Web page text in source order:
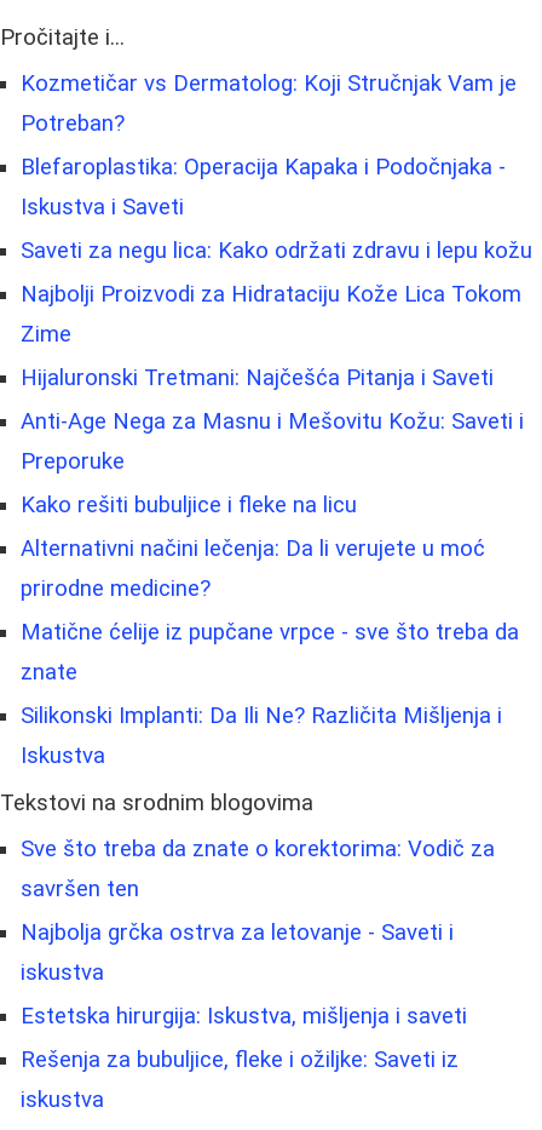
Pročitajte i...
Kozmetičar vs Dermatolog: Koji Stručnjak Vam je
Potreban?
Blefaroplastika: Operacija Kapaka i Podočnjaka -
Iskustva i Saveti
Saveti za negu lica: Kako održati zdravu i lepu kožu
Najbolji Proizvodi za Hidrataciju Kože Lica Tokom
Zime
Hijaluronski Tretmani: Najčešća Pitanja i Saveti
Anti-Age Nega za Masnu i Mešovitu Kožu: Saveti i
Preporuke
Kako rešiti bubuljice i fleke na licu
Alternativni načini lečenja: Da li verujete u moć
prirodne medicine?
Matične ćelije iz pupčane vrpce - sve što treba da
znate
Silikonski Implanti: Da Ili Ne? Različita Mišljenja i
Iskustva
Tekstovi na srodnim blogovima
Sve što treba da znate o korektorima: Vodič za
savršen ten
Najbolja grčka ostrva za letovanje - Saveti i
iskustva
Estetska hirurgija: Iskustva, mišljenja i saveti
Rešenja za bubuljice, fleke i ožiljke: Saveti iz
iskustva